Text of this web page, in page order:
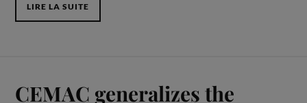
LIRE LA SUITE
CEMAC generalizes the